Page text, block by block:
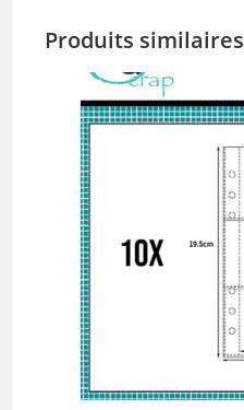
Produits similaires